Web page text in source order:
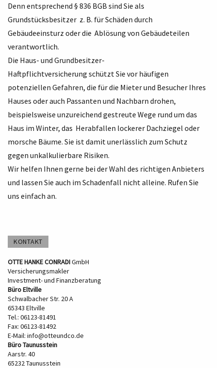
Denn entsprechend § 836 BGB sind Sie als
Grundstücksbesitzer z. B. für Schäden durch
Gebäudeeinsturz oder die Ablösung von Gebäudeteilen
verantwortlich.
Die Haus- und Grundbesitzer-
Haftpflichtversicherung schützt Sie vor häufigen
potenziellen Gefahren, die für die Mieter und Besucher Ihres
Hauses oder auch Passanten und Nachbarn drohen,
beispielsweise unzureichend gestreute Wege rund um das
Haus im Winter, das Herabfallen lockerer Dachziegel oder
morsche Bäume. Sie ist damit unerlässlich zum Schutz
gegen unkalkulierbare Risiken.
Wir helfen Ihnen gerne bei der Wahl des richtigen Anbieters
und lassen Sie auch im Schadenfall nicht alleine. Rufen Sie
uns einfach an.
KONTAKT
OTTE HANKE CONRADIGmbH
Versicherungsmakler
Investment- und Finanzberatung
Büro Eltville
Schwalbacher Str. 20 A
65343 Eltville
Tel.: 06123-81491
Fax: 06123-81492
E-Mail: info@otteundco.de
Büro Taunusstein
Aarstr. 40
65232 Taunusstein